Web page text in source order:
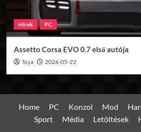
Hírek PC
Assetto Corsa EVO 0.7 első autója
Toya 2026-05-22
Home PC Konzol Mod
Sport
Média Letöltések